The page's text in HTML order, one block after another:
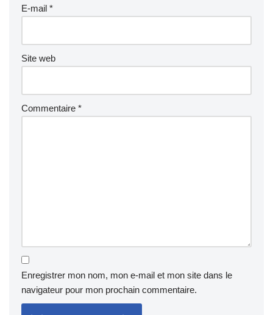
E-mail *
Site web
Commentaire *
Enregistrer mon nom, mon e-mail et mon site dans le
navigateur pour mon prochain commentaire.